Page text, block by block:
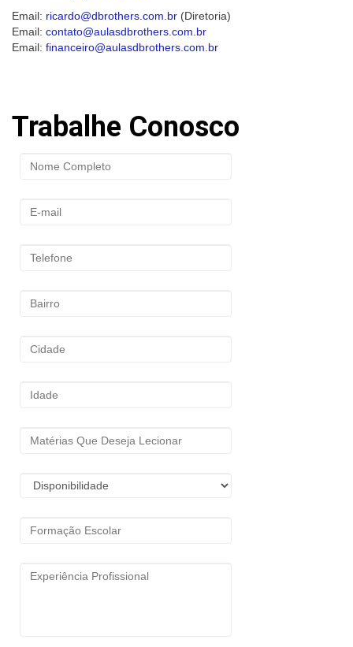
Email: ricardo@dbrothers.com.br (Diretoria)
Email: contato@aulasdbrothers.com.br
Email: financeiro@aulasdbrothers.com.br
Trabalhe Conosco